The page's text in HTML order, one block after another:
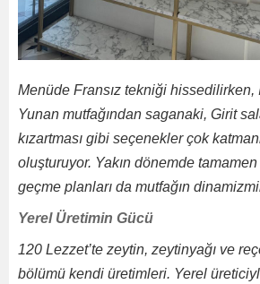
Menüde Fransız tekniği hissedilirken,
Yunan mutfağından saganaki, Girit
kızartması gibi seçenekler çok
oluşturuyor. Yakın dönemde
geçme planları da mutfağın
Yerel Üretimin Gücü
120 Lezzet’te zeytin, zeytinyağı ve
bölümü kendi üretimleri. Yerel